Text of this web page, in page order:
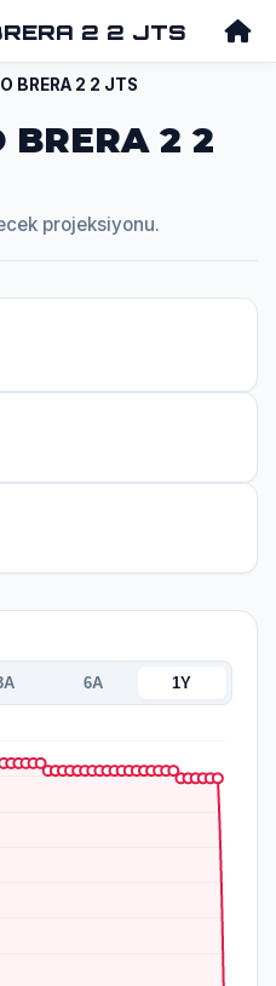
2 2 JTS
BRERA 2 2 JTS
BRERA 2 2
projeksiyonu.
6A 1Y